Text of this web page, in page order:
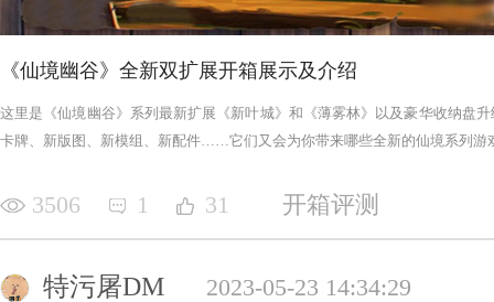
《仙境幽谷》全新双扩展开箱展示及介绍
这里是《仙境幽谷》系列最新扩展《新叶城》和《薄雾林》以及豪华收纳盘
卡牌、新版图、新模组、新配件……它们又会为你带来哪些全新的仙境系列游
3506 1 31 开箱评测
特污屠DM 2023-05-23 14:34:29